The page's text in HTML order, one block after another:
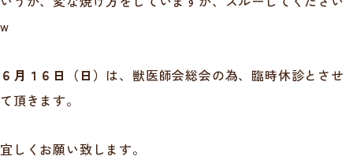
w
６月１６日（日） は、獣医師会総会の為、臨時休診とさせ
て頂きます。
宜しくお願い致します。